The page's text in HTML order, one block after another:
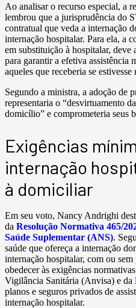
Ao analisar o recurso especial, a
lembrou que a jurisprudência do
contratual que veda a internação
internação hospitalar. Para ela, a
em substituição à hospitalar, deve
para garantir a efetiva assistência
aqueles que receberia se estivesse
Segundo a ministra, a adoção de
representaria o “desvirtuamento
domicílio” e comprometeria seus
Exigências
internação
à domiciliar
Em seu voto, Nancy Andrighi
da Resolução Normativa 465/
Saúde Suplementar (ANS).
saúde que ofereça a internação
internação hospitalar, com ou
obedecer às exigências
Vigilância Sanitária (Anvisa) e da
planos e seguros privados de
internação hospitalar.